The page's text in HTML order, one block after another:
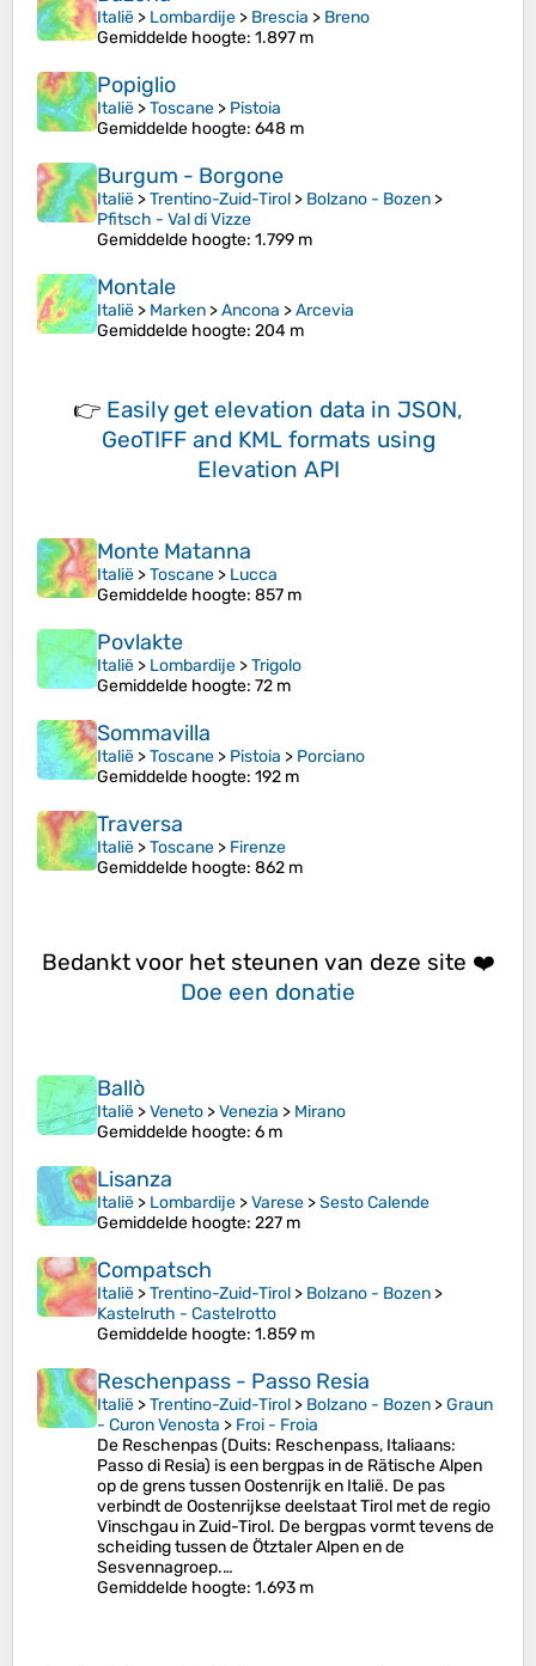
Italië > Lombardije > Brescia > Breno
Gemiddelde hoogte: 1.897 m
Popiglio
Italië >Toscane > Pistoia
Gemiddelde hoogte: 648 m
Burgum - Borgone
Italië >Trentino-Zuid-Tirol > Bolzano - Bozen >
Pfitsch - Val di Vizze
Gemiddelde hoogte: 1.799 m
Montale
Italië > Marken >Ancona >Arcevia
Gemiddelde hoogte: 204 m
👉 Easily get elevation data in JSON,
GeoTIFF and KML formats using
Elevation API
Monte Matanna
Italië >Toscane > Lucca
Gemiddelde hoogte: 857 m
Povlakte
Italië > Lombardije >Trigolo
Gemiddelde hoogte: 72 m
Sommavilla
Italië >Toscane > Pistoia > Porciano
Gemiddelde hoogte: 192 m
Traversa
Italië >Toscane > Firenze
Gemiddelde hoogte: 862 m
Bedankt voor het steunen van deze site ❤️
Doe een donatie
Ballò
Italië >Veneto >Venezia > Mirano
Gemiddelde hoogte: 6 m
Lisanza
Italië > Lombardije >Varese >Sesto Calende
Gemiddelde hoogte: 227 m
Compatsch
Italië >Trentino-Zuid-Tirol > Bolzano - Bozen >
Kastelruth - Castelrotto
Gemiddelde hoogte: 1.859 m
Reschenpass - Passo Resia
Italië >Trentino-Zuid-Tirol > Bolzano - Bozen >Graun
- Curon Venosta > Froi - Froia
De Reschenpas (Duits: Reschenpass, Italiaans:
Passo di Resia) is een bergpas in de Rätische Alpen
op de grens tussen Oostenrijk en Italië. De pas
verbindt de Oostenrijkse deelstaat Tirol met de regio
Vinschgau in Zuid-Tirol. De bergpas vormt tevens de
scheiding tussen de Ötztaler Alpen en de
Sesvennagroep.…
Gemiddelde hoogte: 1.693 m